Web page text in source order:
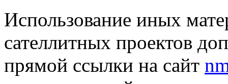
Использование иных
сателлитных проектов
прямой ссылки на сайт